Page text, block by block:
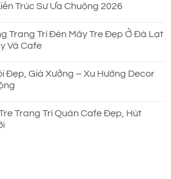
Trúc Sư Ưa Chuộng 2026
Trang Trí Đèn Mây Tre Đẹp Ở Đà Lạt
Và Cafe
Đẹp, Giá Xưởng – Xu Hướng Decor
Trang Trí Quán Cafe Đẹp, Hút